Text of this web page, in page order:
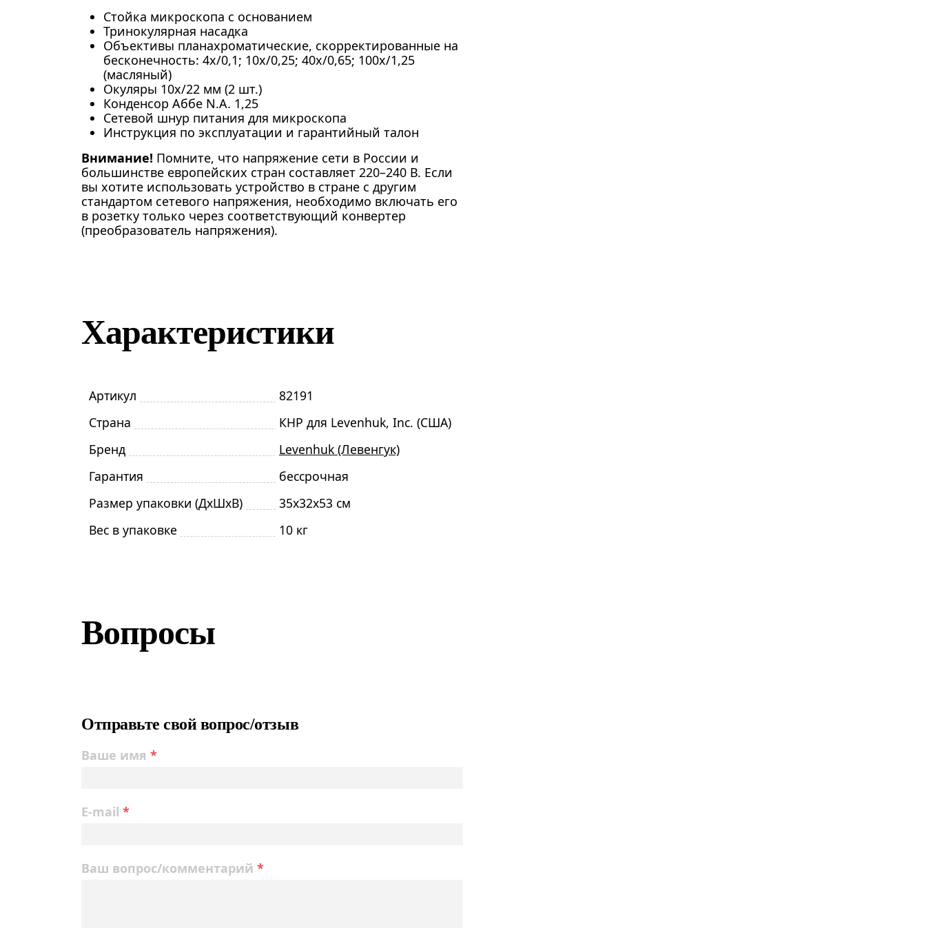
Стойка микроскопа с основанием
Тринокулярная насадка
Объективы планахроматические, скорректированные на
бесконечность: 4x/0,1; 10x/0,25; 40x/0,65; 100x/1,25
(масляный)
Окуляры 10x/22 мм (2 шт.)
Конденсор Аббе N.A. 1,25
Сетевой шнур питания для микроскопа
Инструкция по эксплуатации и гарантийный талон
Внимание! Помните, что напряжение сети в России и
большинстве европейских стран составляет 220–240 В. Если
вы хотите использовать устройство в стране с другим
стандартом сетевого напряжения, необходимо включать его
в розетку только через соответствующий конвертер
(преобразователь напряжения).
Характеристики
Артикул
82191
Страна
КНР для Levenhuk, Inc. (США)
Бренд
Levenhuk (Левенгук)
Гарантия
бессрочная
Размер упаковки (ДxШxВ)
35x32x53 см
Вес в упаковке
10 кг
Вопросы
Отправьте свой вопрос/отзыв
Ваше имя *
E-mail *
Ваш вопрос/комментарий *